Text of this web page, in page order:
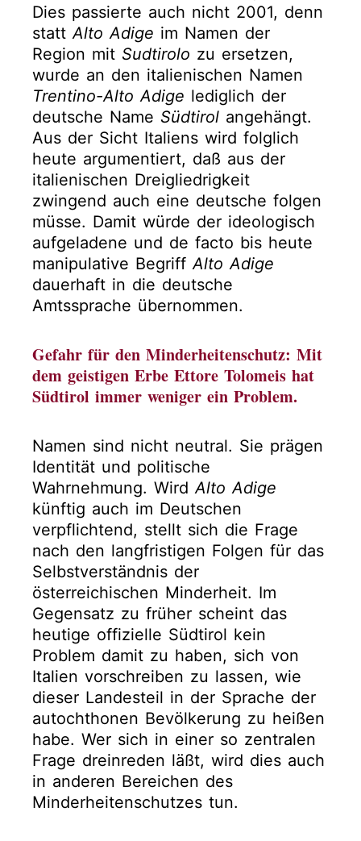
Dies passierte auch nicht 2001, denn
stattAlto Adige im Namen der
Region mit Sudtirolo zu ersetzen,
wurde an den italienischen Namen
Trentino-Alto Adige lediglich der
deutsche Name Südtirol angehängt.
Aus der Sicht Italiens wird folglich
heute argumentiert, daß aus der
italienischen Dreigliedrigkeit
zwingend auch eine deutsche folgen
müsse. Damit würde der ideologisch
aufgeladene und de facto bis heute
manipulative BegriffAlto Adige
dauerhaft in die deutsche
Amtssprache übernommen.
Gefahr für den Minderheitenschutz: Mit
dem geistigen Erbe Ettore Tolomeis hat
Südtirol immer weniger ein Problem.
Namen sind nicht neutral. Sie prägen
Identität und politische
Wahrnehmung. WirdAlto Adige
künftig auch im Deutschen
verpflichtend, stellt sich die Frage
nach den langfristigen Folgen für das
Selbstverständnis der
österreichischen Minderheit. Im
Gegensatz zu früher scheint das
heutige offizielle Südtirol kein
Problem damit zu haben, sich von
Italien vorschreiben zu lassen, wie
dieser Landesteil in der Sprache der
autochthonen Bevölkerung zu heißen
habe. Wer sich in einer so zentralen
Frage dreinreden läßt, wird dies auch
in anderen Bereichen des
Minderheitenschutzes tun.